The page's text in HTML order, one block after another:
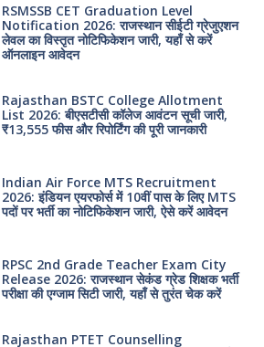
RSMSSB CET Graduation Level
Notification 2026: राजस्थान सीईटी ग्रेजुएशन
लेवल का विस्तृत नोटिफिकेशन जारी, यहाँ से करें
ऑनलाइन आवेदन
Rajasthan BSTC College Allotment
List 2026: बीएसटीसी कॉलेज आवंटन सूची जारी,
₹13,555 फीस और रिपोर्टिंग की पूरी जानकारी
Indian Air Force MTS Recruitment
2026: इंडियन एयरफोर्स में 10वीं पास के लिए MTS
पदों पर भर्ती का नोटिफिकेशन जारी, ऐसे करें आवेदन
RPSC 2nd Grade Teacher Exam City
Release 2026: राजस्थान सेकंड ग्रेड शिक्षक भर्ती
परीक्षा की एग्जाम सिटी जारी, यहाँ से तुरंत चेक करें
Rajasthan PTET Counselling